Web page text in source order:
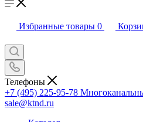
Избранные товары 0
Телефоны
+7 (495) 225-95-78
sale@ktnd.ru